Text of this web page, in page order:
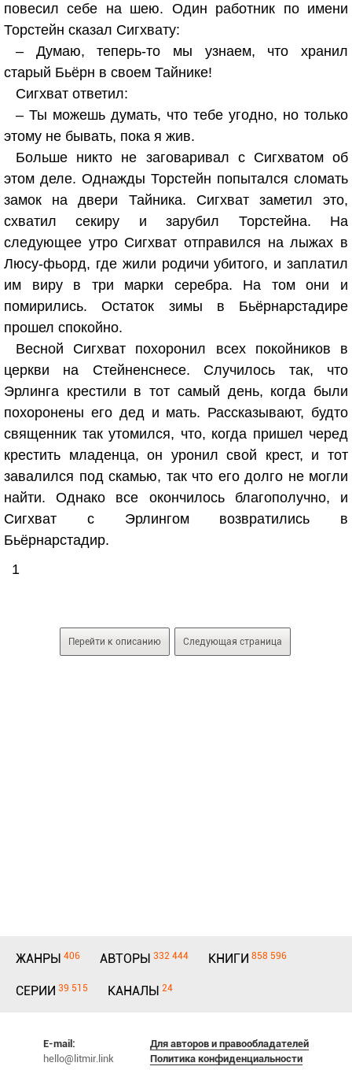
повесил себе на шею. Один работник по имени
Торстейн сказал Сигхвату:
– Думаю, теперь‑то мы узнаем, что хранил
старый Бьёрн в своем Тайнике!
Сигхват ответил:
– Ты можешь думать, что тебе угодно, но только
этому не бывать, пока я жив.
Больше никто не заговаривал с Сигхватом об
этом деле. Однажды Торстейн попытался сломать
замок на двери Тайника. Сигхват заметил это,
схватил секиру и зарубил Торстейна. На
следующее утро Сигхват отправился на лыжах в
Люсу‑фьорд, где жили родичи убитого, и заплатил
им виру в три марки серебра. На том они и
помирились. Остаток зимы в Бьёрнарстадире
прошел спокойно.
Весной Сигхват похоронил всех покойников в
церкви на Стейненснесе. Случилось так, что
Эрлинга крестили в тот самый день, когда были
похоронены его дед и мать. Рассказывают, будто
священник так утомился, что, когда пришел черед
крестить младенца, он уронил свой крест, и тот
завалился под скамью, так что его долго не могли
найти. Однако все окончилось благополучно, и
Сигхват с Эрлингом возвратились в
Бьёрнарстадир.
1
Перейти к описанию Следующая страница
ЖАНРЫ 406 АВТОРЫ 332 444 КНИГИ 858 596
СЕРИИ 39 515 КАНАЛЫ 24
E-mail:
hello@litmir.link
Для авторов и правообладателей
Политика конфиденциальности